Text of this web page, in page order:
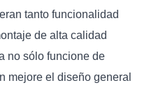
tanto funcionalidad
de alta calidad
no sólo funcione de
mejore el diseño general